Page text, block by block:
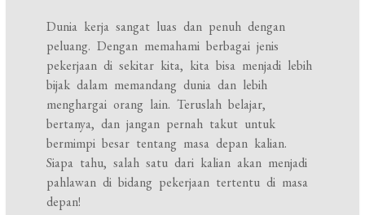
Dunia kerja sangat luas dan penuh dengan
peluang. Dengan memahami berbagai jenis
pekerjaan di sekitar kita, kita bisa menjadi lebih
bijak dalam memandang dunia dan lebih
menghargai orang lain. Teruslah belajar,
bertanya, dan jangan pernah takut untuk
bermimpi besar tentang masa depan kalian.
Siapa tahu, salah satu dari kalian akan menjadi
pahlawan di bidang pekerjaan tertentu di masa
depan!